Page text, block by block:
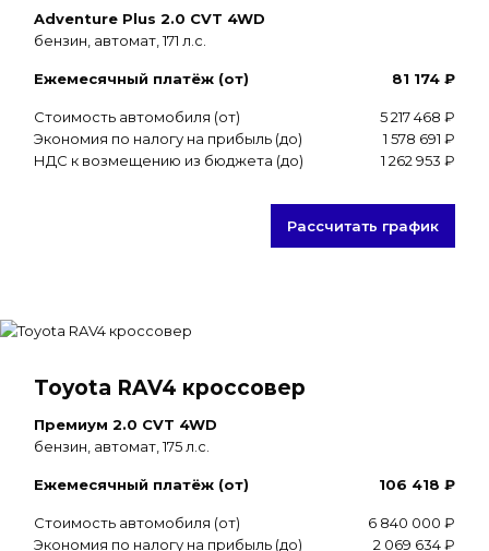
Adventure Plus 2.0 CVT 4WD
бензин, автомат, 171 л.с.
Ежемесячный платёж (от) 81 174 ₽
Стоимость автомобиля (от)
5 217 468 ₽
Экономия по налогу на прибыль (до)
1 578 691 ₽
НДС к возмещению из бюджета (до)
1 262 953 ₽
Рассчитать график
Toyota RAV4 кроссовер
Премиум 2.0 CVT 4WD
бензин, автомат, 175 л.с.
Ежемесячный платёж (от) 106 418 ₽
Стоимость автомобиля (от)
6 840 000 ₽
Экономия по налогу на прибыль (до)
2 069 634 ₽